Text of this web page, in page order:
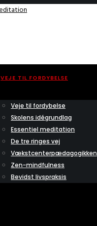
VEJE TIL FORDYBELSE
Veje til fordybelse
Skolens idégrundlag
Essentiel meditation
De tre ringes vej
Vækstcenterpædagogikken
Zen-mindfulness
Bevidst livspraksis